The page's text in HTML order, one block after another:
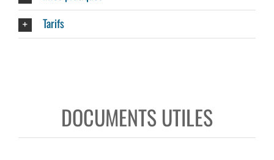
Tarifs
DOCUMENTS UTILES